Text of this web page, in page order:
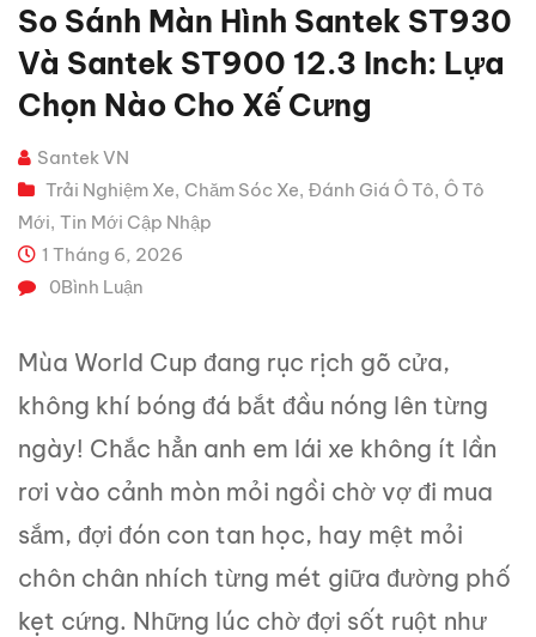
So Sánh Màn Hình Santek ST930
Và Santek ST900 12.3 Inch: Lựa
Chọn Nào Cho Xế Cưng
Santek VN
Trải Nghiệm Xe, Chăm Sóc Xe, Đánh Giá Ô Tô, Ô Tô
Mới, Tin Mới Cập Nhập
1 Tháng 6, 2026
0Bình Luận
Mùa World Cup đang rục rịch gõ cửa,
không khí bóng đá bắt đầu nóng lên từng
ngày! Chắc hẳn anh em lái xe không ít lần
rơi vào cảnh mòn mỏi ngồi chờ vợ đi mua
sắm, đợi đón con tan học, hay mệt mỏi
chôn chân nhích từng mét giữa đường phố
kẹt cứng. Những lúc chờ đợi sốt ruột như